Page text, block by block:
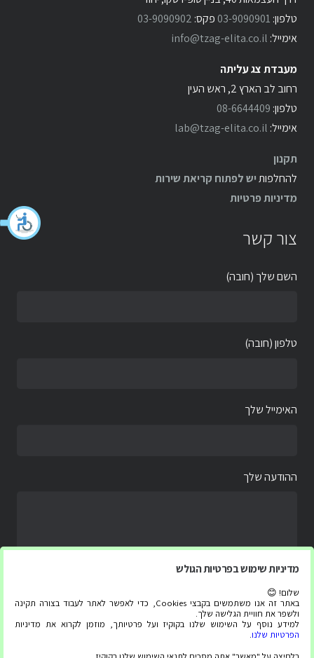
טלפון: 03-9090901 פקס: 03-9090902
אימייל: info@tzag-elita.co.il
מעבדת צג עליתה
רחוב לב הארץ 2, ראש העין
טלפון: 08-6644409
אימייל: lab@tzag-elita.co.il
תקנון
להחלפותיש לפתוח קריאת שירות
מדיניות פרטיות
צור קשר
השם שלך (חובה)
טלפון (חובה)
האימייל שלך
ההודעה שלך
מדיניות שימוש בפרטיות הגולש
שלום! 😊
באתר זה אנו משתמשים בקבצי Cookies, כדי לאפשר לאתר לעבוד בצורה תקינה
ולשפר את חוויית הגלישה שלך.
למידע נוסף על השימוש שלנו בקוקיז ועל פרטיותך, מוזמן לקרוא את מדיניות
הפרטיות שלנו.